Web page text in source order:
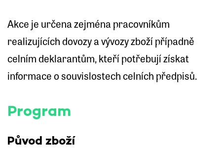
Akce je určena zejména pracovníkům
realizujících dovozy a vývozy zboží případně
celním deklarantům, kteří potřebují získat
informace o souvislostech celních předpisů.
Program
Původ zboží